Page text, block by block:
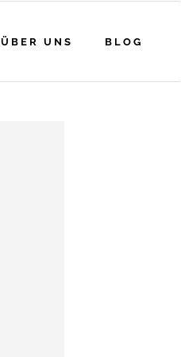
ÜBER UNS BLOG